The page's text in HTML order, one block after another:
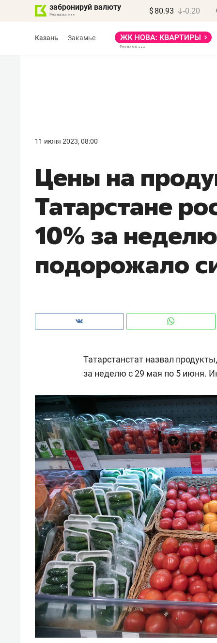
забронируй валюту $ 80.93 -0.20
Казань Закамье
11 июня 2023, 08:00
Цены на
Татарстане
10% за
подорожало
Татарстанстат назвал
за неделю с 29 мая по 5 июня.
девелопера – найти
правильный продукт»
Девелопер из топ-10*
Башкортостана входит в Татарстан
Рекомендуем
«В банкротствах сегодня
ищут не активы, а людей,
которые ими управляли. Они
отвечают личным
имуществом!»
Опыт
с